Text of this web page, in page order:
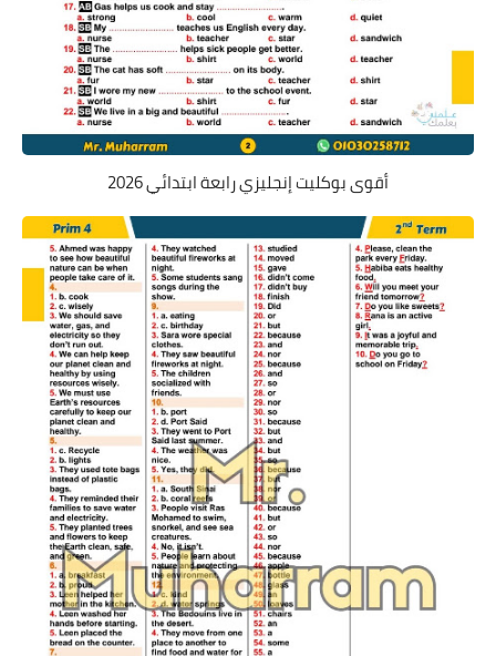
أقوى بوكليت إنجليزي رابعة ابتدائي 2026